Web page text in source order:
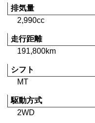
排気量
2,990cc
走行距離
191,800km
シフト
MT
駆動方式
2WD